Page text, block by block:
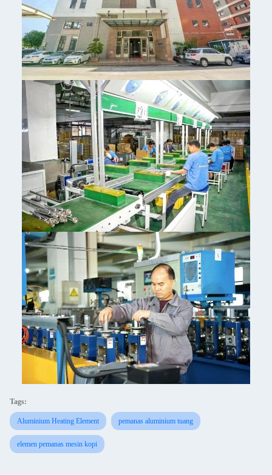
Tags:
Aluminium Heating Element pemanas aluminium tuang
elemen pemanas mesin kopi